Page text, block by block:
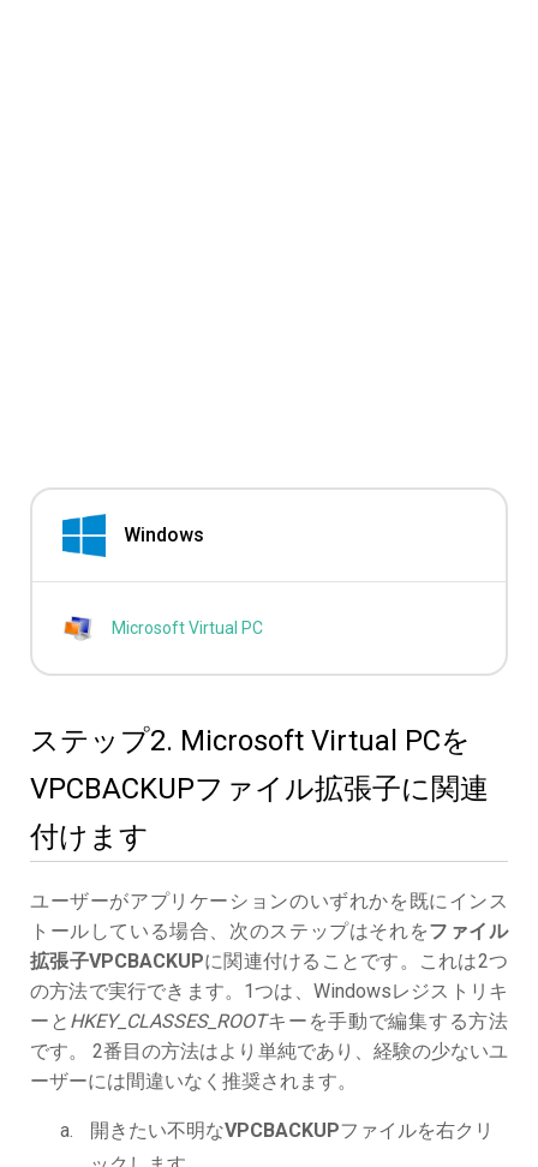
Windows
Microsoft Virtual PC
ステップ2. Microsoft Virtual PCを
VPCBACKUPファイル拡張子に関連
付けます
ユーザーがアプリケーションのいずれかを既にインス
トールしている場合、次のステップはそれをファイル
拡張子VPCBACKUPに関連付けることです。これは2つ
の方法で実行できます。1つは、Windowsレジストリキ
ーと HKEY_CLASSES_ROOTキーを手動で編集する方法
です。 2番目の方法はより単純であり、経験の少ないユ
ーザーには間違いなく推奨されます。
開きたい不明なVPCBACKUPファイルを右クリ